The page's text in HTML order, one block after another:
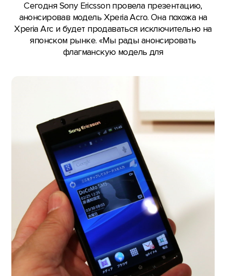
Сегодня Sony Ericsson провела презентацию,
анонсировав модель Xperia Acro. Она похожа на
Xperia Arc и будет продаваться исключительно на
японском рынке. «Мы рады анонсировать
флагманскую модель для